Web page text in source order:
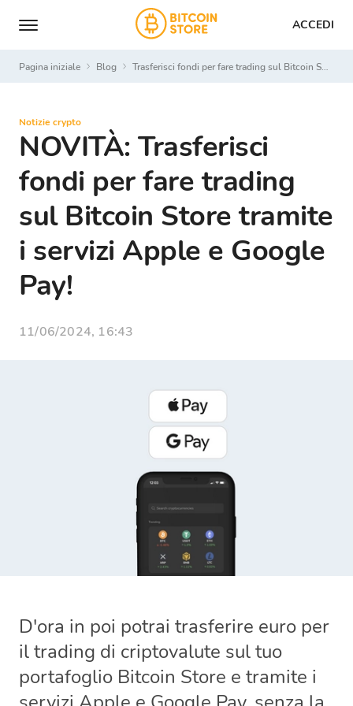
ACCEDI
Pagina iniziale Blog Trasferisci fondi per fare trading sul Bitcoin Store tramite i servizi Apple e Google Pay!
Notizie crypto
NOVITÀ: Trasferisci
fondi per fare trading
sul Bitcoin Store tramite
i servizi Apple e Google
Pay!
11/06/2024, 16:43
D'ora in poi potrai trasferire euro per
il trading di criptovalute sul tuo
portafoglio Bitcoin Store e tramite i